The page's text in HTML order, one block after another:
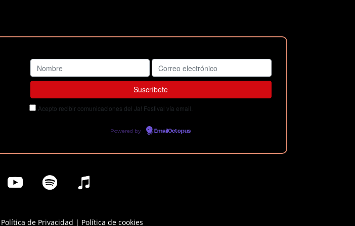
Acepto recibir comunicaciones del Ja! Festival vía email.
Powered by EmailOctopus
Política de Privacidad | Política de cookies